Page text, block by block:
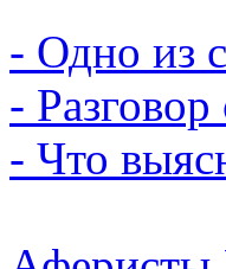
- Одно из
-
- Что